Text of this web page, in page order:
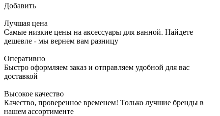
Добавить
Лучшая цена
Самые низкие цены на аксессуары для ванной. Найдете
дешевле - мы вернем вам разницу
Оперативно
Быстро оформляем заказ и отправляем удобной для вас
доставкой
Высокое качество
Качество, проверенное временем! Только лучшие бренды в
нашем ассортименте